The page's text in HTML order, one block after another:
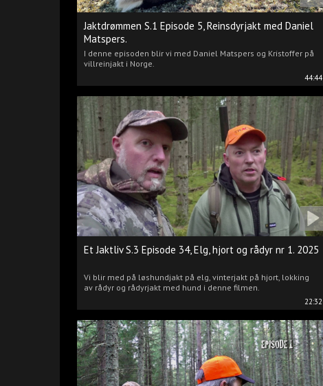
44:44
Jaktdrømmen S.1 Episode 5, Reinsdyrjakt med Daniel
Matspers.
I denne episoden blir vi med Daniel Matspers og Kristoffer på
villreinjakt i Norge.
22:32
Et Jaktliv S.3 Episode 34, Elg, hjort og rådyr nr 1. 2025
Vi blir med på løshundjakt på elg, vinterjakt på hjort, lokking
av rådyr og rådyrjakt med hund i denne filmen.